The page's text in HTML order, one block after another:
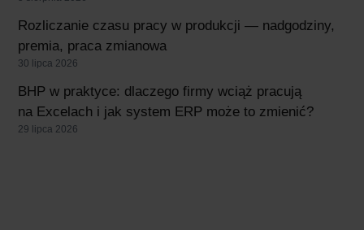
Rozliczanie czasu pracy w produkcji — nadgodziny,
premia, praca zmianowa
30 lipca 2026
BHP w praktyce: dlaczego firmy wciąż pracują
na Excelach i jak system ERP może to zmienić?
29 lipca 2026